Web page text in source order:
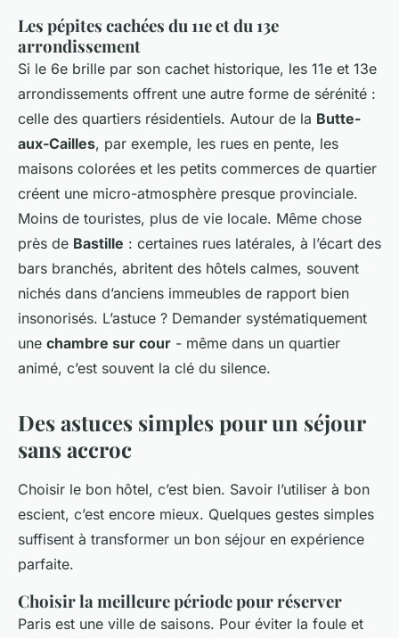
Les pépites cachées du 11e et du 13e
arrondissement
Si le 6e brille par son cachet historique, les 11e et 13e
arrondissements offrent une autre forme de sérénité :
celle des quartiers résidentiels. Autour de la Butte-
aux-Cailles, par exemple, les rues en pente, les
maisons colorées et les petits commerces de quartier
créent une micro-atmosphère presque provinciale.
Moins de touristes, plus de vie locale. Même chose
près de Bastille : certaines rues latérales, à l’écart des
bars branchés, abritent des hôtels calmes, souvent
nichés dans d’anciens immeubles de rapport bien
insonorisés. L’astuce ? Demander systématiquement
une chambre sur cour - même dans un quartier
animé, c’est souvent la clé du silence.
Des astuces simples pour un séjour
sans accroc
Choisir le bon hôtel, c’est bien. Savoir l’utiliser à bon
escient, c’est encore mieux. Quelques gestes simples
suffisent à transformer un bon séjour en expérience
parfaite.
Choisir la meilleure période pour réserver
Paris est une ville de saisons. Pour éviter la foule et